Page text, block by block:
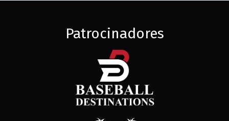
Patrocinadores